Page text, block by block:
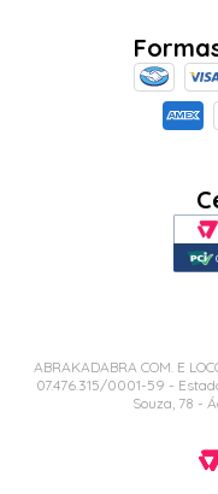
ABRAKADABRA COM. E
07.476.315/0001-59 -
Souza, 78 -